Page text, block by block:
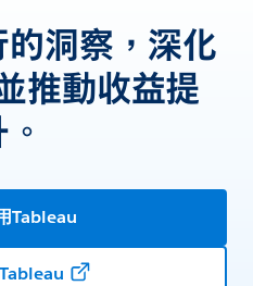
洞察，深化
推動收益提
Tableau